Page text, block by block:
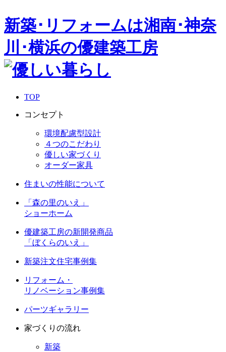
新築･リフォームは湘南･神奈
川･横浜の優建築工房
TOP
コンセプト
環境配慮型設計
４つのこだわり
優しい家づくり
オーダー家具
住まいの性能について
「森の里のいえ」
ショーホーム
優建築工房の新開発商品
「ぼくらのいえ」
新築注文住宅事例集
リフォーム・
リノベーション事例集
パーツギャラリー
家づくりの流れ
新築